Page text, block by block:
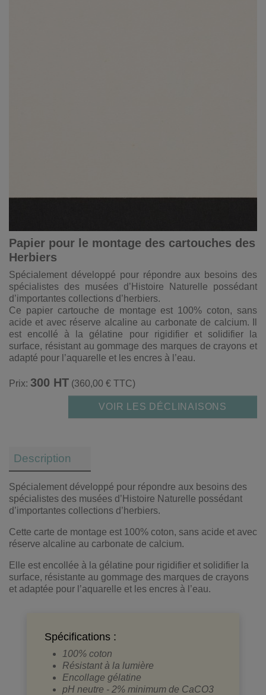
Papier pour le montage des cartouches des
Herbiers
Spécialement développé pour répondre aux besoins des
spécialistes des musées d’Histoire Naturelle possédant
d’importantes collections d’herbiers.
Ce papier cartouche de montage est 100% coton, sans
acide et avec réserve alcaline au carbonate de calcium. Il
est encollé à la gélatine pour rigidifier et solidifier la
surface, résistant au gommage des marques de crayons et
adapté pour l’aquarelle et les encres à l’eau.
Prix: 300 HT (360,00 € TTC)
VOIR LES DÉCLINAISONS
Description
Spécialement développé pour répondre aux besoins des
spécialistes des musées d’Histoire Naturelle possédant
d’importantes collections d’herbiers.
Cette carte de montage est 100% coton, sans acide et avec
réserve alcaline au carbonate de calcium.
Elle est encollée à la gélatine pour rigidifier et solidifier la
surface, résistante au gommage des marques de crayons
et adaptée pour l’aquarelle et les encres à l’eau.
Spécifications :
100% coton
Résistant à la lumière
Encollage gélatine
pH neutre - 2% minimum de CaCO3